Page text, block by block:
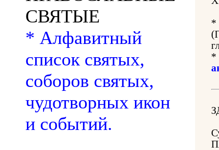
СВЯТЫЕ
* Алфавитный
список святых,
соборов святых,
чудотворных икон
и событий.
*
*